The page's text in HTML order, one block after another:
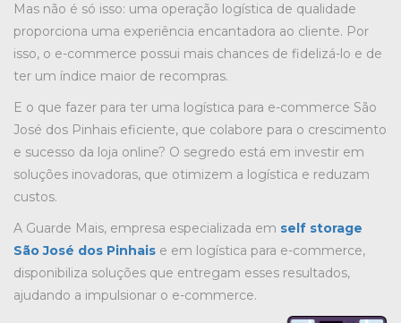
Mas não é só isso: uma operação logística de qualidade
proporciona uma experiência encantadora ao cliente. Por
isso, o e-commerce possui mais chances de fidelizá-lo e de
ter um índice maior de recompras.
E o que fazer para ter uma logística para e-commerce São
José dos Pinhais eficiente, que colabore para o crescimento
e sucesso da loja online? O segredo está em investir em
soluções inovadoras, que otimizem a logística e reduzam
custos.
A Guarde Mais, empresa especializada em self storage
São José dos Pinhais e em logística para e-commerce,
disponibiliza soluções que entregam esses resultados,
ajudando a impulsionar o e-commerce.